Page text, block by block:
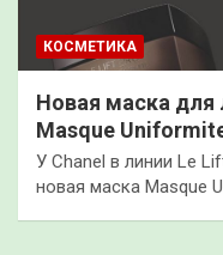
КОСМЕТИКА
Новая маска для
Masque
У Chanel в линии Le
новая маска Masque